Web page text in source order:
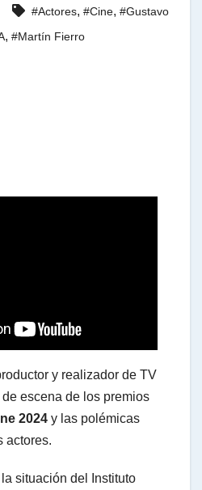
#Actores, #Cine, #Gustavo
, #Martín Fierro
y realizador de TV
escena de los premios
2024 y las polémicas
actores.
situación del Instituto